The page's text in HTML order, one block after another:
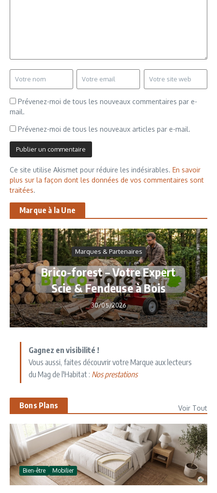
Prévenez-moi de tous les nouveaux commentaires par e-
mail.
Prévenez-moi de tous les nouveaux articles par e-mail.
Ce site utilise Akismet pour réduire les indésirables. En savoir
plus sur la façon dont les données de vos commentaires sont
traitées.
Marque à la Une
Marques & Partenaires
Brico-forest – Votre Expert
Scie & Fendeuse à Bois
30/05/2026
Gagnez en visibilité !
Vous aussi, faites découvrir votre Marque aux lecteurs
du Mag de l'Habitat : Nos prestations
Bons Plans Voir Tout
Bien-être Mobilier